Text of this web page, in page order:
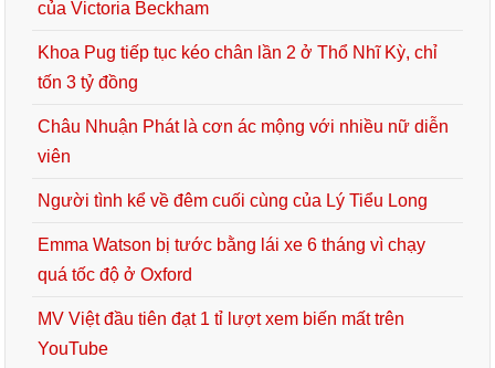
của Victoria Beckham
Khoa Pug tiếp tục kéo chân lần 2 ở Thổ Nhĩ Kỳ, chỉ
tốn 3 tỷ đồng
Châu Nhuận Phát là cơn ác mộng với nhiều nữ diễn
viên
Người tình kể về đêm cuối cùng của Lý Tiểu Long
Emma Watson bị tước bằng lái xe 6 tháng vì chạy
quá tốc độ ở Oxford
MV Việt đầu tiên đạt 1 tỉ lượt xem biến mất trên
YouTube